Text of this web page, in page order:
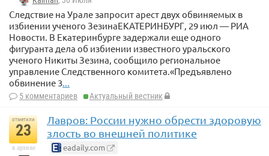
Следствие на Урале запросит арест двух обвиняемых в
избиении ученого ЗезинаЕКАТЕРИНБУРГ, 29 июл — РИА
Новости. В Екатеринбурге задержали еще одного
фигуранта дела об избиении известного уральского
ученого Никиты Зезина, сообщило региональное
управление Следственного комитета.«Предъявлено
обвинение 3
5 комментариев Актуальный вестник
отметили
23
в архиве
Лавров: России нужно обрести здоровую
злость во внешней политике
eadaily.com